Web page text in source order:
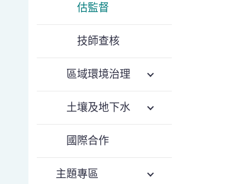
估監督
技師查核
區域環境治理
土壤及地下水
國際合作
主題專區